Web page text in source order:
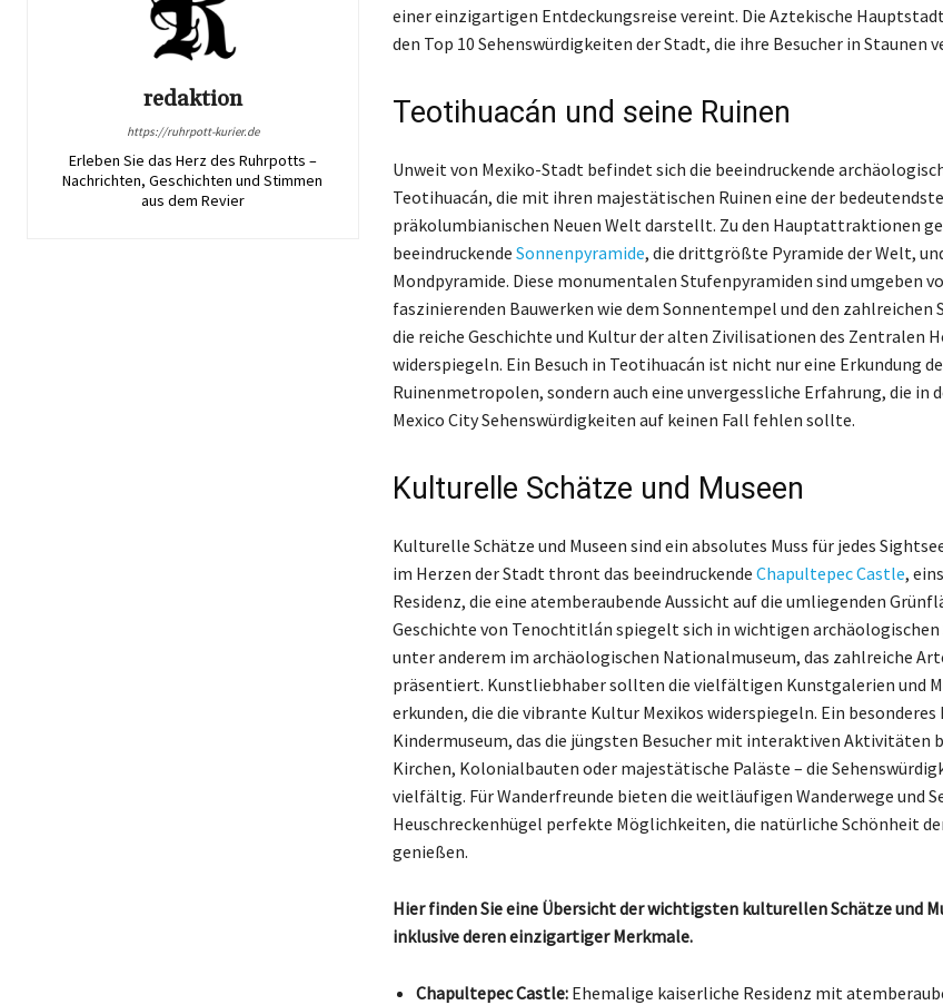
redaktion
https://ruhrpott-kurier.de
Erleben Sie das Herz des Ruhrpotts –
Nachrichten, Geschichten und Stimmen
aus dem Revier
einer einzigartigen Entdeckungsreise vereint. Die Aztekische
den Top 10 Sehenswürdigkeiten der Stadt, die ihre Besucher in Staunen
Teotihuacán und seine Ruinen
Unweit von Mexiko-Stadt befindet sich die beeindruckende
Teotihuacán, die mit ihren majestätischen Ruinen eine der
präkolumbianischen Neuen Welt darstellt. Zu den Hauptattraktionen
beeindruckende Sonnenpyramide, die drittgrößte Pyramide der Welt,
Mondpyramide. Diese monumentalen Stufenpyramiden sind umgeben
faszinierenden Bauwerken wie dem Sonnentempel und den
die reiche Geschichte und Kultur der alten Zivilisationen des Zentralen
widerspiegeln. Ein Besuch in Teotihuacán ist nicht nur eine Erkundung
Ruinenmetropolen, sondern auch eine unvergessliche Erfahrung, die in
Mexico City Sehenswürdigkeiten auf keinen Fall fehlen sollte.
Kulturelle Schätze und Museen
Kulturelle Schätze und Museen sind ein absolutes Muss für jedes
im Herzen der Stadt thront das beeindruckende Chapultepec Castle,
Residenz, die eine atemberaubende Aussicht auf die umliegenden
Geschichte von Tenochtitlán spiegelt sich in wichtigen
unter anderem im archäologischen Nationalmuseum, das zahlreiche
präsentiert. Kunstliebhaber sollten die vielfältigen Kunstgalerien und
erkunden, die die vibrante Kultur Mexikos widerspiegeln. Ein
Kindermuseum, das die jüngsten Besucher mit interaktiven Aktivitäten
Kirchen, Kolonialbauten oder majestätische Paläste – die
vielfältig. Für Wanderfreunde bieten die weitläufigen Wanderwege und
Heuschreckenhügel perfekte Möglichkeiten, die natürliche Schönheit
genießen.
Hier finden Sie eine Übersicht der wichtigsten kulturellen Schätze und
inklusive deren einzigartiger Merkmale.
Chapultepec Castle:Ehemalige kaiserliche Residenz mit